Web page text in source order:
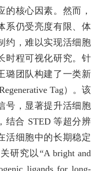
核心因素。然而，
系仍受亮度有限、体
约，难以实现活细胞
时程可视化研究。针
璐团队构建了一类新
Tag）。该
号，显著提升活细胞
结合 STED等超分辨
活细胞中的长期稳定
研究以“A bright and
ligands for long-